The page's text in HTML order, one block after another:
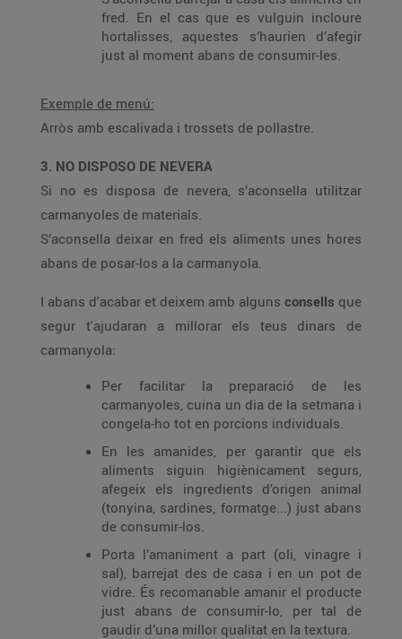
fred. En el cas que es vulguin incloure
hortalisses, aquestes s’haurien d’afegir
just al moment abans de consumir-les.
Exemple de menú:
Arròs amb escalivada i trossets de pollastre.
3. NO DISPOSO DE NEVERA
Si no es disposa de nevera, s’aconsella utilitzar
carmanyoles de materials.
S’aconsella deixar en fred els aliments unes hores
abans de posar-los a la carmanyola.
I abans d'acabar et deixem amb alguns consells que
segur t'ajudaran a millorar els teus dinars de
carmanyola:
Per facilitar la preparació de les
carmanyoles, cuina un dia de la setmana i
congela-ho tot en porcions individuals.
En les amanides, per garantir que els
aliments siguin higiènicament segurs,
afegeix els ingredients d’origen animal
(tonyina, sardines, formatge...) just abans
de consumir-los.
Porta l’amaniment a part (oli, vinagre i
sal), barrejat des de casa i en un pot de
vidre. És recomanable amanir el producte
just abans de consumir-lo, per tal de
gaudir d’una millor qualitat en la textura.